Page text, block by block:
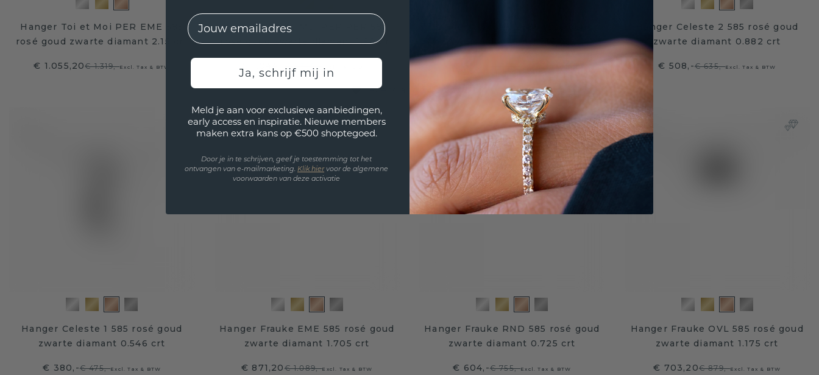
Hanger Toi et Moi PER EME 585
rosé goud zwarte diamant 2.15 crt
€ 1.055,20€ 1.319,-Excl. Tax & BTW
Hanger Toi et Moi PER PER 585
rosé goud zwarte diamant 1.90 crt
zwarte diamant 1.212 crt
Hanger Celeste 2 585 rosé goud
zwarte diamant 0.882 crt
€ 508,-€ 635,-Excl. Tax & BTW
Levenslange garantie
Hanger Celeste 1 585 rosé goud
zwarte diamant 0.546 crt
€ 380,-€ 475,-Excl. Tax & BTW
Hanger Frauke EME 585 rosé goud
zwarte diamant 1.705 crt
€ 871,20€ 1.089,-Excl. Tax & BTW
Hanger Frauke RND 585 rosé goud
zwarte diamant 0.725 crt
€ 604,-€ 755,-Excl. Tax & BTW
Hanger Frauke OVL 585 rosé goud
zwarte diamant 1.175 crt
€ 703,20€ 879,-Excl. Tax & BTW
EMail
Ja, schrijf mij in
Meld je aan voor exclusieve aanbiedingen,
early access en inspiratie. Nieuwe members
maken extra kans op €500 shoptegoed.
Door je in te schrijven, geef je toestemming tot het
ontvangen van e-mailmarketing. Klik hiervoor de algemene
voorwaarden van deze activatie